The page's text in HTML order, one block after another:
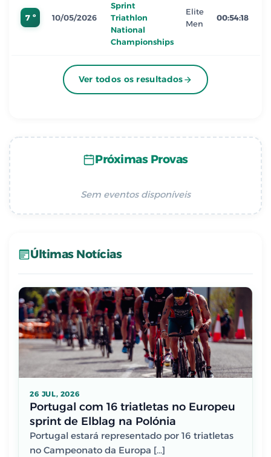
7 º 10/05/2026
Sprint
Triathlon
National
Championships
Elite
Men
00:54:18
Ver todos os resultados
Próximas Provas
Sem eventos disponíveis
Últimas Notícias
26 JUL, 2026
Portugal com 16 triatletas no Europeu
sprint de Elblag na Polónia
Portugal estará representado por 16 triatletas
no Campeonato da Europa […]